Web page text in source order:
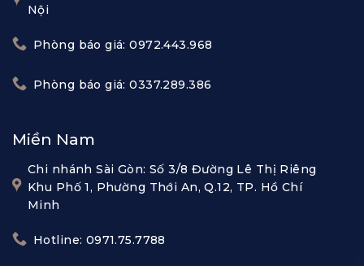
Nội
Phòng báo giá: 0972.443.968
Phòng báo giá: 0337.289.386
Miền Nam
Chi nhánh Sài Gòn: Số 3/8 Đường Lê Thị Riêng
Khu Phố 1, Phường Thới An, Q.12, TP. Hồ Chí
Minh
Hotline: 0971.75.7788